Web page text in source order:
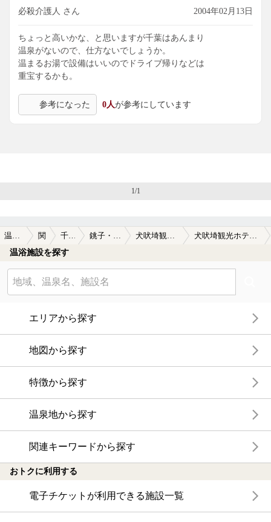
もっと客の身になったサービスを期待したいなぁ。
かったです。
必殺介護人 さん 2004年02月13日
ちょっと高いかな、と思いますが千葉はあんまり
温泉がないので、仕方ないでしょうか。
温まるお湯で設備はいいのでドライブ帰りなどは
重宝するかも。
参考になった 0人が参考にしています
1/1
温泉TOP 千葉県 銚子・旭周辺 犬吠埼観光ホテル 犬吠埼観光ホテルの口コミ一覧
温浴施設を探す
エリアから探す
地図から探す
特徴から探す
温泉地から探す
関連キーワードから探す
おトクに利用する
電子チケットが利用できる施設一覧